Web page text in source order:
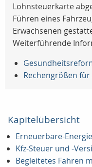
Lohnsteuerkarte
Führen eines
Erwachsenen
Weiterführende
Rechengrößen für
Kapitelübersicht
Erneuerbare-
Kfz-Steuer und -
Begleitetes Fahren